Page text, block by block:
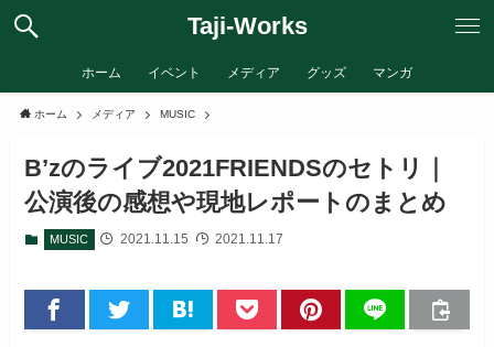
Taji-Works
ホーム イベント メディア グッズ マンガ
ホーム メディア MUSIC
B’zのライブ2021FRIENDSのセトリ｜
公演後の感想や現地レポートのまとめ
MUSIC 2021.11.15 2021.11.17